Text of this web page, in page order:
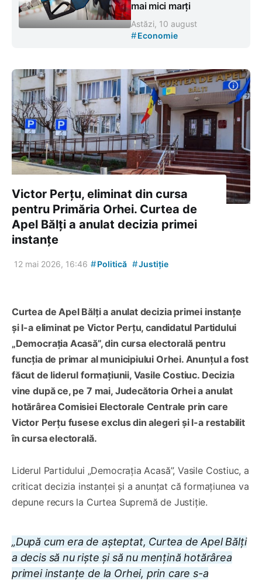
mai mici marți
Astăzi, 10 august
#Economie
Victor Perțu, eliminat din cursa
pentru Primăria Orhei. Curtea de
Apel Bălți a anulat decizia primei
instanțe
12 mai 2026, 16:46 #Politică #Justiție
Curtea de Apel Bălți a anulat decizia primei instanțe
și l-a eliminat pe Victor Perțu, candidatul Partidului
„Democrația Acasă”, din cursa electorală pentru
funcția de primar al municipiului Orhei. Anunțul a fost
făcut de liderul formațiunii, Vasile Costiuc. Decizia
vine după ce, pe 7 mai, Judecătoria Orhei a anulat
hotărârea Comisiei Electorale Centrale prin care
Victor Perțu fusese exclus din alegeri și l-a restabilit
în cursa electorală.
Liderul Partidului „Democrația Acasă”, Vasile Costiuc, a
criticat decizia instanței și a anunțat că formațiunea va
depune recurs la Curtea Supremă de Justiție.
„După cum era de așteptat, Curtea de Apel Bălți
a decis să nu riște și să nu mențină hotărârea
primei instanțe de la Orhei, prin care s-a